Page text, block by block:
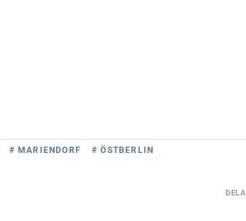
# MARIENDORF # ÖSTBERLIN
DELA